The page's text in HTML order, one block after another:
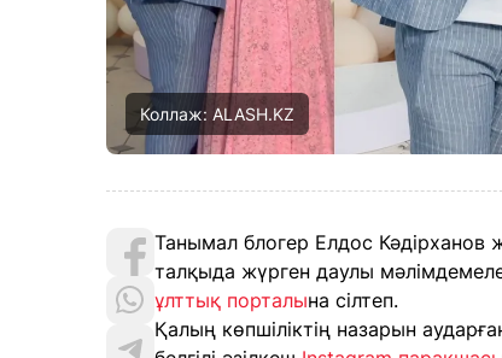
Коллаж: ALASH.KZ
Танымал блогер Елдос Кәдірханов
талқыда жүрген даулы
ұлттық порталына сілтеп.
Қалың көпшіліктің назарын